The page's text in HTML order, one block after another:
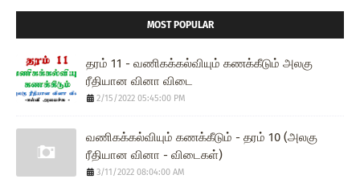
MOST POPULAR
தரம் 11 - வணிகக்கல்வியும் கணக்கீடும் அலகு
ரீதியான வினா விடை
2/15/2022 05:45:00 PM
வணிகக்கல்வியும் கணக்கீடும் - தரம் 10 (அலகு
ரீதியான வினா - விடைகள்)
3/11/2022 08:04:00 AM